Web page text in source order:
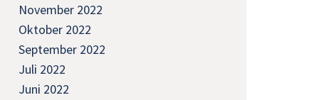
November 2022
Oktober 2022
September 2022
Juli 2022
Juni 2022